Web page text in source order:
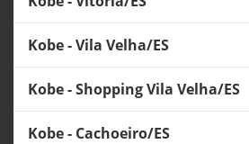
Kobe - Vila Velha/ES
Kobe - Shopping Vila Velha/ES
Kobe - Cachoeiro/ES